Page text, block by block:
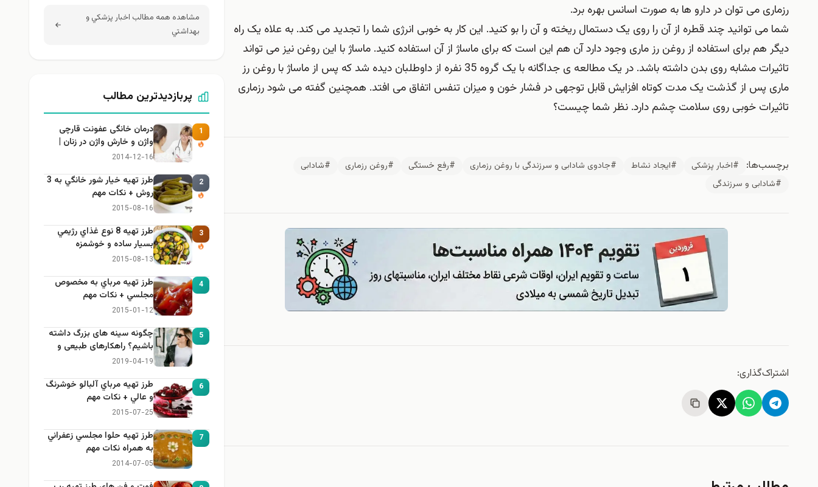
رزماری می توان در دارو ها به صورت اسانس بهره برد.
شما می توانید چند قطره از آن را روی یک دستمال ریخته و آن را بو کنید. این کار به خوبی انرژی شما را تجدید می کند. به علاه یک راه
دیگر هم برای استفاده از روغن رز ماری وجود دارد آن هم این است که برای ماساژ از آن استفاده کنید. ماساژ با این روغن نیز می تواند
تاثیرات مشابه روی بدن داشته باشد. در یک مطالعه ی جداگانه با یک گروه 35 نفره از داوطلبان دیده شد که پس از ماساژ با روغن رز
ماری پس از گذشت یک مدت کوتاه افزایش قابل توجهی در فشار خون و میزان تنفس اتفاق می افتد. همچنین گفته می شود رزماری
تاثیرات خوبی روی سلامت چشم دارد. نظر شما چیست؟
برچسب‌ها: #اخبار پزشکی #ایجاد نشاط #جادوی شادابی و سرزندگی با روغن رزماری #رفع خستگی #روغن رزماری
#شادابی
#شادابی و سرزندگی
اشتراک‌گذاری:
مشاهده همه مطالب اخبار پزشكي و
بهداشتي
پربازدیدترین مطالب
1
درمان خانگی عفونت قارچی
واژن و خارش واژن در زنان |
راهنمای کامل، ایمن و کاربردی
2014-12-16
2
طرز تهيه خیار شور خانگي به 3
روش + نكات مهم
2015-08-16
3
طرز تهيه 8 نوع غذاي رژيمي
بسيار ساده و خوشمزه
2015-08-13
4
طرز تهيه مرباي به مخصوص
مجلسي + نكات مهم
2015-01-12
5
چگونه سینه های بزرگ داشته
باشیم؟ راهکارهای طبیعی و
خانگی برای بزرگ کردن سینه
2019-04-19
6
طرز تهيه مرباي آلبالو خوشرنگ
و عالي + نكات مهم
2015-07-25
7
طرز تهيه حلوا مجلسي زعفراني
به همراه نكات مهم
2014-07-05